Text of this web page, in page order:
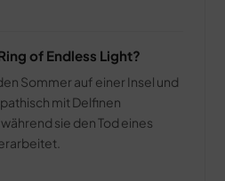
of Endless Light?
Sommer auf einer Insel und
mit Delfinen
sie den Tod eines